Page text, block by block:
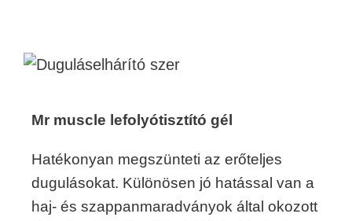
Mr muscle lefolyótisztító gél
Hatékonyan megszünteti az erőteljes
dugulásokat. Különösen jó hatással van a
haj- és szappanmaradványok által okozott